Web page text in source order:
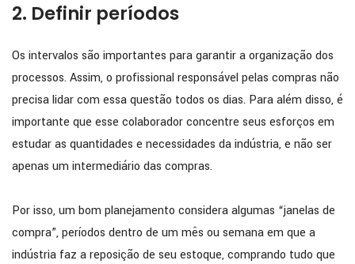
2. Definir períodos
Os intervalos são importantes para garantir a organização dos
processos. Assim, o profissional responsável pelas compras não
precisa lidar com essa questão todos os dias. Para além disso, é
importante que esse colaborador concentre seus esforços em
estudar as quantidades e necessidades da indústria, e não ser
apenas um intermediário das compras.
Por isso, um bom planejamento considera algumas “janelas de
compra”, períodos dentro de um mês ou semana em que a
indústria faz a reposição de seu estoque, comprando tudo que